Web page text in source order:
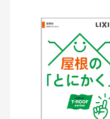
キーワード検索（あいまい）
おすすめハッシュタグ
まずはここから（1）
リフォームおすすめ（5）